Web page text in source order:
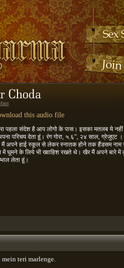
this audio file
मेरा पहला संदेश है आप लोगो के पास। इसका मतलब ये
परिचय देता हूं। रंग गोरा, ५.६”, २४ साल, ग्रेजुएट ।
मैं अपने हाई स्कूल से लेकर स्नातक होने तक हैंडसम
में घूमने के लिये भी ख्वाहिश रखते थे। खैर मैं अपने बारे में
लेता हूं।
teri marlenge.